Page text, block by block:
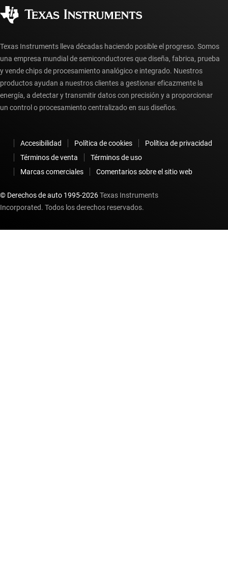
Preguntas frecuentes sobre la cuenta myTI
Texas Instruments lleva décadas haciendo posible el progreso. Somos
una empresa mundial de semiconductores que diseña, fabrica, prueba
y vende chips de procesamiento analógico e integrado. Nuestros
productos ayudan a nuestros clientes a gestionar eficazmente la
energía, a detectar y transmitir datos con precisión y a proporcionar
un control o procesamiento centralizado en sus diseños.
Accesibilidad Política de cookies
Política de privacidad
Términos de venta
Términos de uso
Marcas comerciales
Comentarios sobre el sitio web
© Derechos de auto 1995-2026Texas Instruments
Incorporated. Todos los derechos reservados.